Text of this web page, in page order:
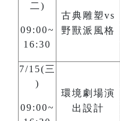
二)
09:00~
16:30
古典雕塑vs
野獸派風格
7/15(三
)
09:00~
環境劇場演
出設計